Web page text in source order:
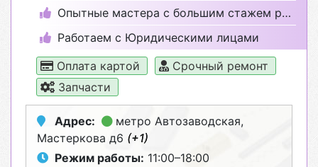
Опытные мастера с большим стажем работы
Работаем с Юридическими лицами
Оплата картой
Срочный ремонт
Запчасти
Адрес: метро Автозаводская,
Мастеркова д6 (+1)
Режим работы: 11:00–18:00